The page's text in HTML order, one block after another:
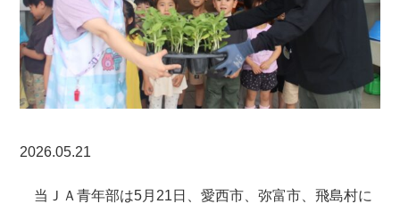
2026.05.21
当ＪＡ青年部は5月21日、愛西市、弥富市、飛島村に